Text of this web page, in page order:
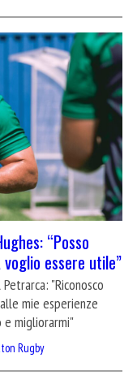
“Posso
essere utile”
"Riconosco
mie esperienze
e migliorarmi"
Rugby